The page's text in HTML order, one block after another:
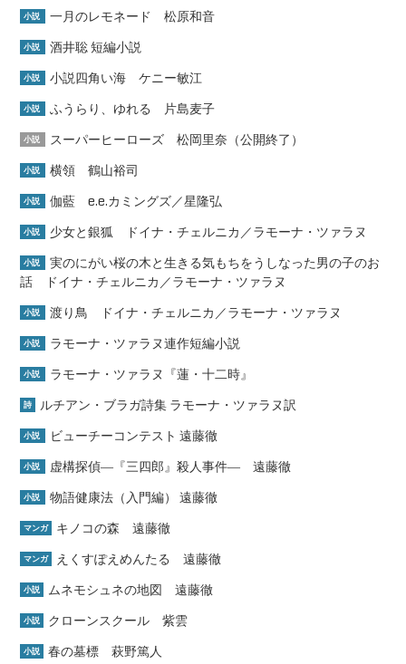
小説 一月のレモネード 松原和音
小説 酒井聡 短編小説
小説 小説四角い海 ケニー敏江
小説 ふうらり、ゆれる 片島麦子
小説 スーパーヒーローズ 松岡里奈（公開終了）
小説 横領 鶴山裕司
小説 伽藍 e.e.カミングズ／星隆弘
小説 少女と銀狐 ドイナ・チェルニカ／ラモーナ・ツァラヌ
小説
実のにがい桜の木と生きる気もちをうしなった男の子のお
話 ドイナ・チェルニカ／ラモーナ・ツァラヌ
小説 渡り鳥 ドイナ・チェルニカ／ラモーナ・ツァラヌ
小説 ラモーナ・ツァラヌ連作短編小説
小説 ラモーナ・ツァラヌ『蓮・十二時』
詩 ルチアン・ブラガ詩集 ラモーナ・ツァラヌ訳
小説 ビューチーコンテスト 遠藤徹
小説 虚構探偵―『三四郎』殺人事件― 遠藤徹
小説 物語健康法（入門編） 遠藤徹
マンガ キノコの森 遠藤徹
マンガ えくすぽえめんたる 遠藤徹
小説 ムネモシュネの地図 遠藤徹
小説 クローンスクール 紫雲
小説 春の墓標 萩野篤人